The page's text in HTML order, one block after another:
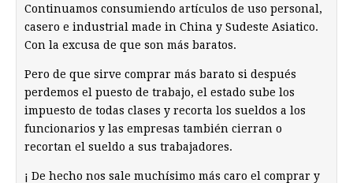
Continuamos consumiendo artículos de uso personal,
casero e industrial made in China y Sudeste Asiatico.
Con la excusa de que son más baratos.
Pero de que sirve comprar más barato si después
perdemos el puesto de trabajo, el estado sube los
impuesto de todas clases y recorta los sueldos a los
funcionarios y las empresas también cierran o
recortan el sueldo a sus trabajadores.
¡ De hecho nos sale muchísimo más caro el comprar y